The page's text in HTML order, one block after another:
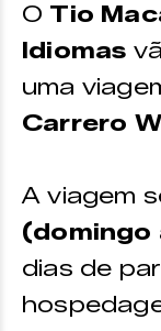
O Tio
Idiomas
uma
Carrero
A viagem
(domingo
dias de